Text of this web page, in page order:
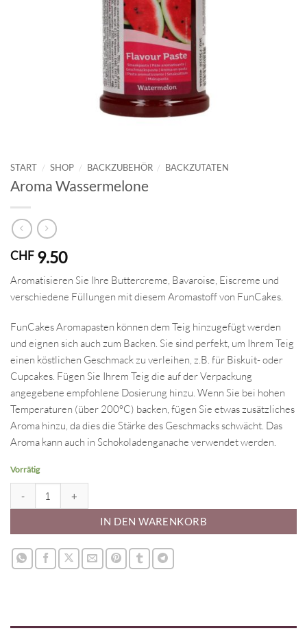
START / SHOP / BACKZUBEHÖR / BACKZUTATEN
Aroma Wassermelone
CHF 9.50
Aromatisieren Sie Ihre Buttercreme, Bavaroise, Eiscreme und
verschiedene Füllungen mit diesem Aromastoff von FunCakes.
FunCakes Aromapasten können dem Teig hinzugefügt werden
und eignen sich auch zum Backen. Sie sind perfekt, um Ihrem Teig
einen köstlichen Geschmack zu verleihen, z.B. für Biskuit- oder
Cupcakes. Fügen Sie Ihrem Teig die auf der Verpackung
angegebene empfohlene Dosierung hinzu. Wenn Sie bei hohen
Temperaturen (über 200°C) backen, fügen Sie etwas zusätzliches
Aroma hinzu, da dies die Stärke des Geschmacks schwächt. Das
Aroma kann auch in Schokoladenganache verwendet werden.
Vorrätig
IN DEN WARENKORB